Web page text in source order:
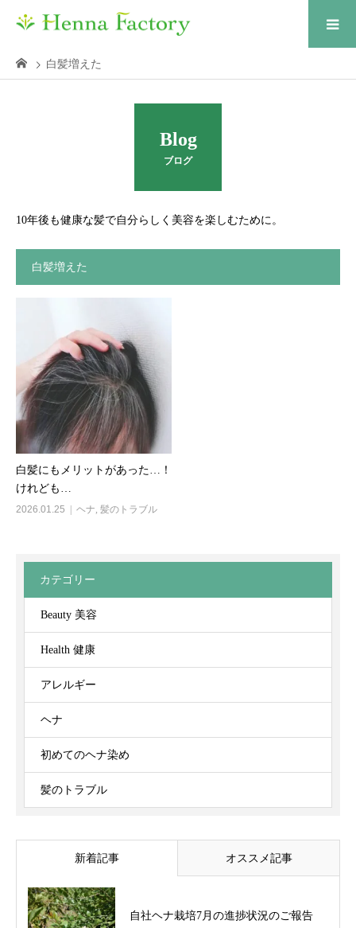
白髪増えた
Blog
ブログ
10年後も健康な髪で自分らしく美容を楽しむために。
白髪増えた
白髪にもメリットがあった…！
けれども…
2026.01.25 ヘナ, 髪のトラブル
カテゴリー
Beauty 美容
Health 健康
アレルギー
ヘナ
初めてのヘナ染め
髪のトラブル
新着記事 オススメ記事
自社ヘナ栽培7月の進捗状況のご報告